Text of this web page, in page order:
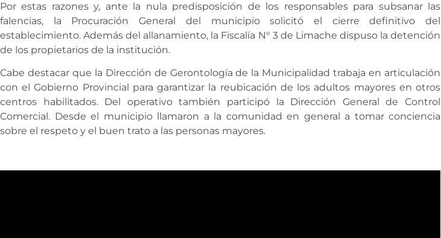
Por estas razones y, ante la nula predisposición de los responsables para subsanar las
falencias, la Procuración General del municipio solicitó el cierre definitivo del
establecimiento. Además del allanamiento, la Fiscalía N° 3 de Limache dispuso la detención
de los propietarios de la institución.
Cabe destacar que la Dirección de Gerontología de la Municipalidad trabaja en articulación
con el Gobierno Provincial para garantizar la reubicación de los adultos mayores en otros
centros habilitados. Del operativo también participó la Dirección General de Control
Comercial. Desde el municipio llamaron a la comunidad en general a tomar conciencia
sobre el respeto y el buen trato a las personas mayores.